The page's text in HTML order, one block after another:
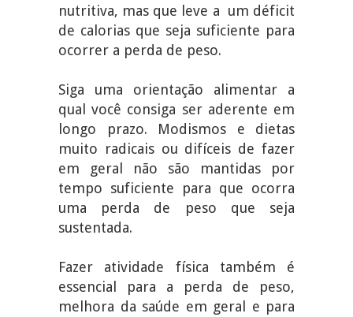
nutritiva, mas que leve a um déficit
de calorias que seja suficiente para
ocorrer a perda de peso.
Siga uma orientação alimentar a
qual você consiga ser aderente em
longo prazo. Modismos e dietas
muito radicais ou difíceis de fazer
em geral não são mantidas por
tempo suficiente para que ocorra
uma perda de peso que seja
sustentada.
Fazer atividade física também é
essencial para a perda de peso,
melhora da saúde em geral e para